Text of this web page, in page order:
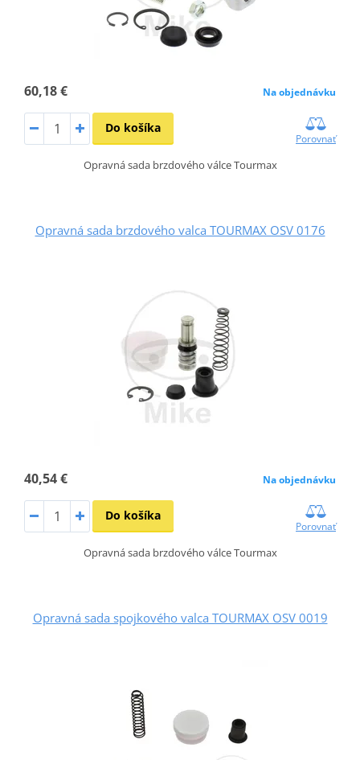
60,18 € Na objednávku
Do košíka
Porovnať
Opravná sada brzdového válce Tourmax
Opravná sada brzdového valca TOURMAX OSV 0176
40,54 € Na objednávku
Do košíka
Porovnať
Opravná sada brzdového válce Tourmax
Opravná sada spojkového valca TOURMAX OSV 0019